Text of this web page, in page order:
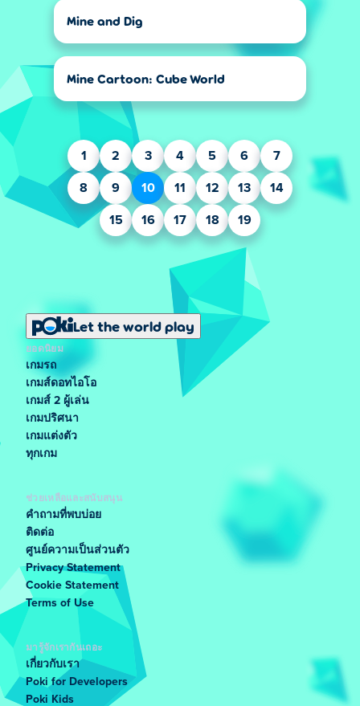
Mine and Dig
Mine Cartoon: Cube World
1 2 3 4 5 6 7
8 9 10 11 12 13 14
15 16 17 18 19
Let the world play
ยอดนิยม
เกมรถ
เกมส์ดอทไอโอ
เกมส์ 2 ผู้เล่น
เกมปริศนา
เกมแต่งตัว
ทุกเกม
ช่วยเหลือและสนับสนุน
คำถามที่พบบ่อย
ติดต่อ
ศูนย์ความเป็นส่วนตัว
Privacy Statement
Cookie Statement
Terms of Use
มารู้จักเรากันเถอะ
เกี่ยวกับเรา
Poki for Developers
Poki Kids